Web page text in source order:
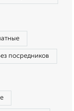
посредников